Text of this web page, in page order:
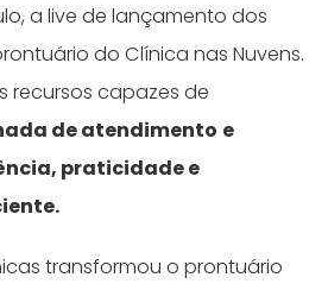
a live de lançamento dos
do Clínica nas Nuvens.
recursos capazes de
de atendimento e
praticidade e
transformou o prontuário